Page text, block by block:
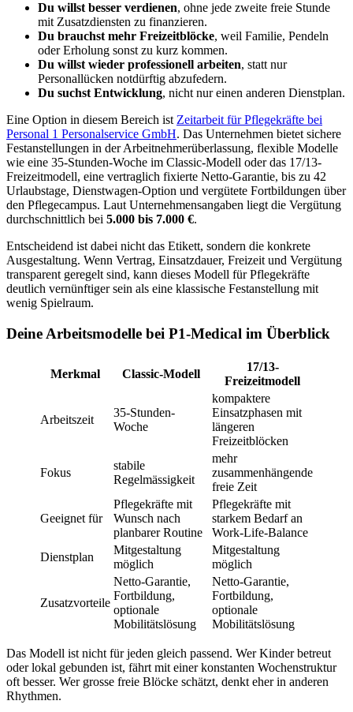
Du willst besser verdienen, ohne jede zweite freie Stunde
mit Zusatzdiensten zu finanzieren.
Du brauchst mehr Freizeitblöcke, weil Familie, Pendeln
oder Erholung sonst zu kurz kommen.
Du willst wieder professionell arbeiten, statt nur
Personallücken notdürftig abzufedern.
Du suchst Entwicklung, nicht nur einen anderen Dienstplan.
Eine Option in diesem Bereich ist Zeitarbeit für Pflegekräfte bei
Personal 1 Personalservice GmbH. Das Unternehmen bietet sichere
Festanstellungen in der Arbeitnehmerüberlassung, flexible Modelle
wie eine 35-Stunden-Woche im Classic-Modell oder das 17/13-
Freizeitmodell, eine vertraglich fixierte Netto-Garantie, bis zu 42
Urlaubstage, Dienstwagen-Option und vergütete Fortbildungen über
den Pflegecampus. Laut Unternehmensangaben liegt die Vergütung
durchschnittlich bei 5.000 bis 7.000 €.
Entscheidend ist dabei nicht das Etikett, sondern die konkrete
Ausgestaltung. Wenn Vertrag, Einsatzdauer, Freizeit und Vergütung
transparent geregelt sind, kann dieses Modell für Pflegekräfte
deutlich vernünftiger sein als eine klassische Festanstellung mit
wenig Spielraum.
Deine Arbeitsmodelle bei P1-Medical im Überblick
Merkmal Classic-Modell
17/13-
Freizeitmodell
Arbeitszeit
35-Stunden-
Woche
kompaktere
Einsatzphasen mit
längeren
Freizeitblöcken
Fokus
stabile
Regelmässigkeit
mehr
zusammenhängende
freie Zeit
Geeignet für
Pflegekräfte mit
Wunsch nach
planbarer Routine
Pflegekräfte mit
starkem Bedarf an
Work-Life-Balance
Dienstplan
Mitgestaltung
möglich
Mitgestaltung
möglich
Zusatzvorteile
Netto-Garantie,
Fortbildung,
optionale
Mobilitätslösung
Netto-Garantie,
Fortbildung,
optionale
Mobilitätslösung
Das Modell ist nicht für jeden gleich passend. Wer Kinder betreut
oder lokal gebunden ist, fährt mit einer konstanten Wochenstruktur
oft besser. Wer grosse freie Blöcke schätzt, denkt eher in anderen
Rhythmen.